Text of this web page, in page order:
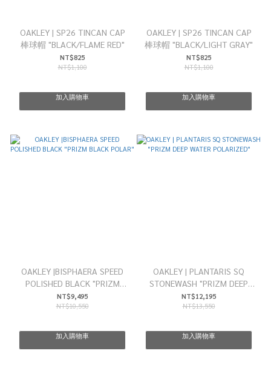
OAKLEY | SP26 TINCAN CAP
棒球帽 "BLACK/FLAME RED"
NT$825
NT$1,100
加入購物車
OAKLEY | SP26 TINCAN CAP
棒球帽 "BLACK/LIGHT GRAY"
NT$825
NT$1,100
加入購物車
OAKLEY |BISPHAERA SPEED
POLISHED BLACK "PRIZM
BLACK POLAR"
NT$9,495
NT$10,550
加入購物車
OAKLEY | PLANTARIS SQ
STONEWASH "PRIZM DEEP
WATER POLARIZED"
NT$12,195
NT$13,550
加入購物車